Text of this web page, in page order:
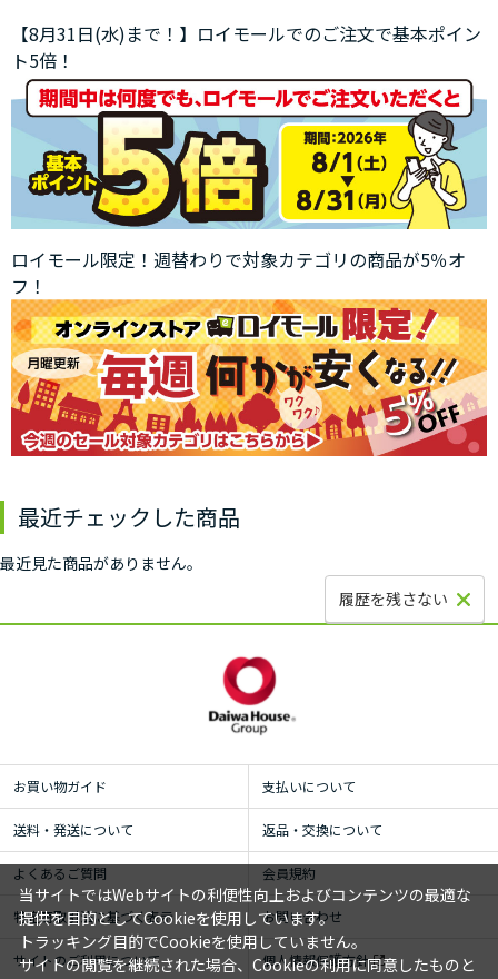
【8月31日(水)まで！】ロイモールでのご注文で基本ポイン
ト5倍！
ロイモール限定！週替わりで対象カテゴリの商品が5％オ
フ！
最近チェックした商品
最近見た商品がありません。
履歴を残さない
お買い物ガイド 支払いについて
送料・発送について 返品・交換について
よくあるご質問 会員規約
特定商取引法に基づく表示 お問い合わせ
サイトのご利用について 個人情報保護方針
当サイトではWebサイトの利便性向上およびコンテンツの最適な
提供を目的としてCookieを使用しています。
トラッキング目的でCookieを使用していません。
サイトの閲覧を継続された場合、Cookieの利用に同意したものと